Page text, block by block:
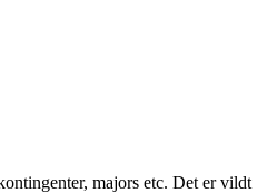
majors etc. Det er vildt